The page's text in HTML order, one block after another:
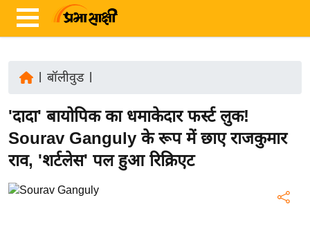
ज़ा
ख
र
रा
बॉलीवुड|
'दादा' बायोपिक का धमाकेदार फर्स्ट लुक!
Sourav Ganguly के रूप में छाए राजकुमार
राव, 'शर्टलेस' पल हुआ रिक्रिएट